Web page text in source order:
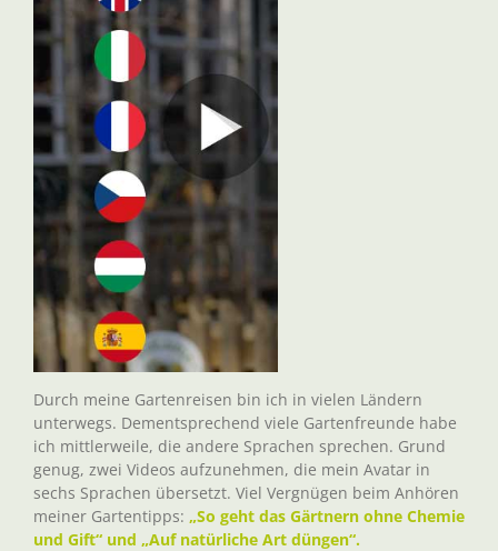
Durch meine Gartenreisen bin ich in vielen Ländern
unterwegs. Dementsprechend viele Gartenfreunde habe
ich mittlerweile, die andere Sprachen sprechen. Grund
genug, zwei Videos aufzunehmen, die mein Avatar in
sechs Sprachen übersetzt. Viel Vergnügen beim Anhören
meiner Gartentipps: „So geht das Gärtnern ohne Chemie
und Gift“ und „Auf natürliche Art düngen“.